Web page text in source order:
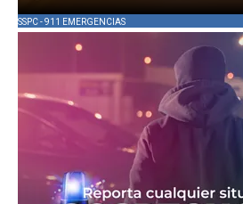
SSPC - 911 EMERGENCIAS